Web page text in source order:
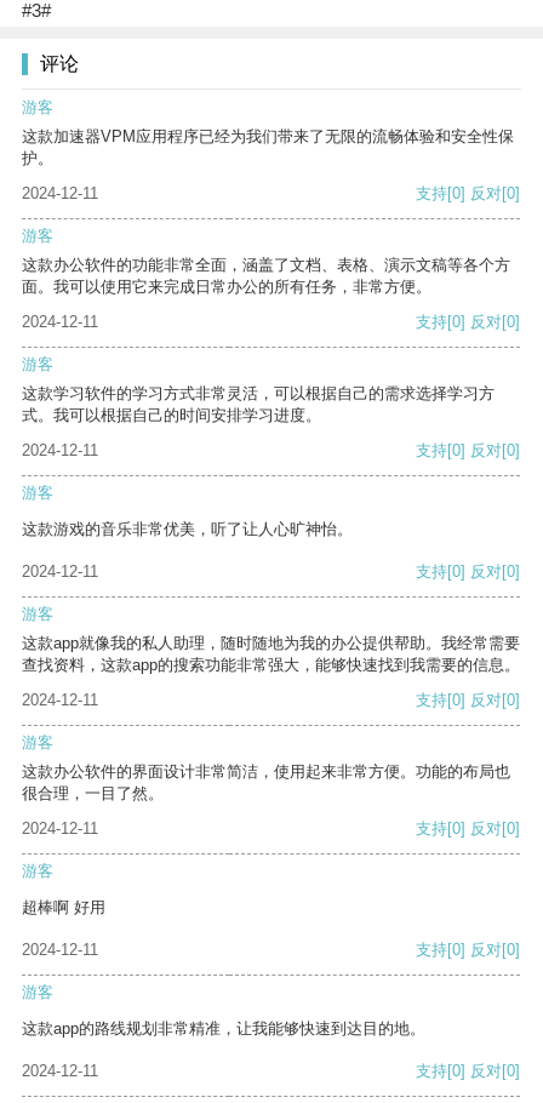
#3#
评论
游客
这款加速器VPM应用程序已经为我们带来了无限的流畅体验和安全性保
护。
2024-12-11
支持[0] 反对[0]
游客
这款办公软件的功能非常全面，涵盖了文档、表格、演示文稿等各个方
面。我可以使用它来完成日常办公的所有任务，非常方便。
2024-12-11
支持[0] 反对[0]
游客
这款学习软件的学习方式非常灵活，可以根据自己的需求选择学习方
式。我可以根据自己的时间安排学习进度。
2024-12-11
支持[0] 反对[0]
游客
这款游戏的音乐非常优美，听了让人心旷神怡。
2024-12-11 支持[0] 反对[0]
游客
这款app就像我的私人助理，随时随地为我的办公提供帮助。我经常需要
查找资料，这款app的搜索功能非常强大，能够快速找到我需要的信息。
2024-12-11
支持[0] 反对[0]
游客
这款办公软件的界面设计非常简洁，使用起来非常方便。功能的布局也
很合理，一目了然。
2024-12-11
支持[0] 反对[0]
游客
超棒啊 好用
2024-12-11 支持[0] 反对[0]
游客
这款app的路线规划非常精准，让我能够快速到达目的地。
2024-12-11 支持[0] 反对[0]